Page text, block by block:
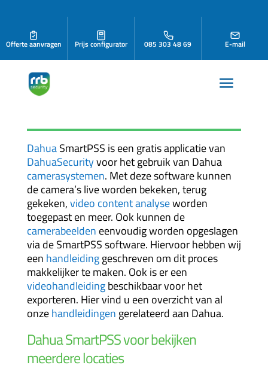
Offerte aanvragen Prijs configurator 085 303 48 69 E-mail
DahuaSmartPSS is een gratis applicatie van
DahuaSecurityvoor het gebruik van Dahua
camerasystemen. Met deze software kunnen
de camera’s live worden bekeken, terug
gekeken,video content analyseworden
toegepast en meer. Ook kunnen de
camerabeelden eenvoudig worden opgeslagen
via de SmartPSS software. Hiervoor hebben wij
een handleidinggeschreven om dit proces
makkelijker te maken. Ook is er een
videohandleidingbeschikbaar voor het
exporteren. Hier vind u een overzicht van al
onzehandleidingen gerelateerd aan Dahua.
Dahua SmartPSS voor bekijken
meerdere locaties